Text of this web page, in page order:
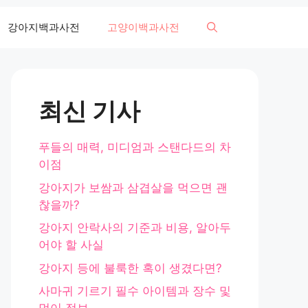
강아지백과사전 고양이백과사전
최신 기사
푸들의 매력, 미디엄과 스탠다드의 차
이점
강아지가 보쌈과 삼겹살을 먹으면 괜
찮을까?
강아지 안락사의 기준과 비용, 알아두
어야 할 사실
강아지 등에 불룩한 혹이 생겼다면?
사마귀 기르기 필수 아이템과 장수 및